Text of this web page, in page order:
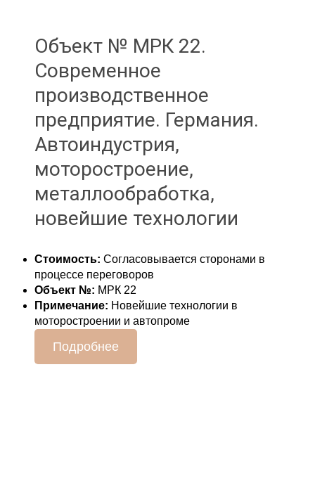
Объект № МPК 22.
Современное
производственное
предприятие. Германия.
Автоиндустрия,
моторостроение,
металлообработка,
новейшие технологии
Стоимость: Согласовывается сторонами в
процессе переговоров
Объект №: МРК 22
Примечание: Новейшие технологии в
моторостроении и автопроме
Подробнее